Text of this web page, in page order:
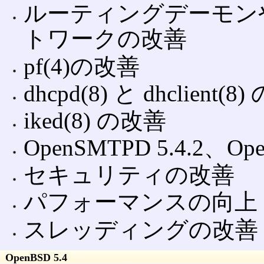
ルーティングデーモ
トワークの改善
pf(4)の改善
dhcpd(8) と dhclient(8)
iked(8) の改善
OpenSMTPD 5.4.2、
セキュリティの改善
パフォーマンスの向上
スレッディングの改善
OpenBSD 5.4